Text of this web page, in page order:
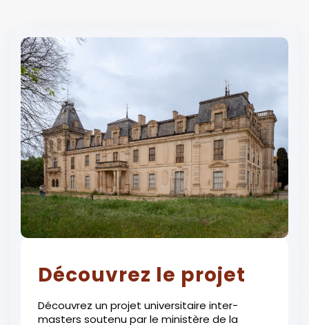
Découvrez le projet
Découvrez un projet universitaire inter-
masters soutenu par le ministère de la